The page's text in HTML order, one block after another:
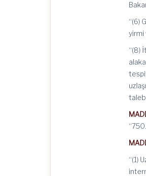
“(6)
yirmi
“(8)
“(1)